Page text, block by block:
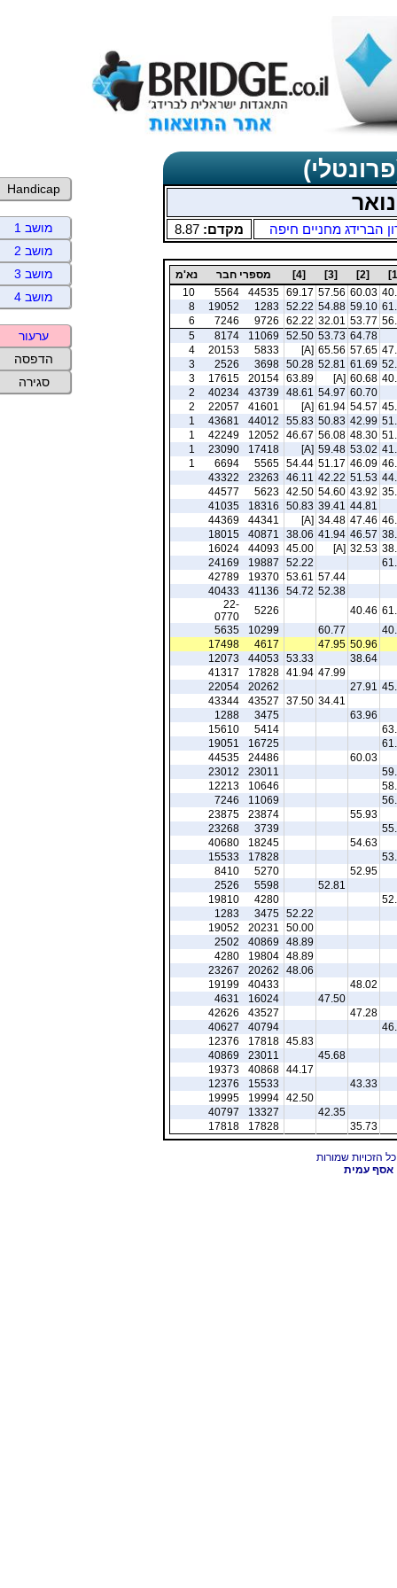
הברידג מחניים חיפה מקדם:8.87
[2]
[3]
[4] מספרי חבר
נא'מ
60.03
57.56
69.17
44535
5564
10
59.10
54.88
52.22
1283
19052
8
53.77
32.01
62.22
9726
7246
6
64.78
53.73
52.50
11069
8174
5
57.65
65.56
[A]
5833
20153
4
61.69
52.81
50.28
3698
2526
3
60.68
[A]
63.89
20154
17615
3
60.70
54.97
48.61
43739
40234
2
54.57
61.94
[A]
41601
22057
2
42.99
50.83
55.83
44012
43681
1
48.30
56.08
46.67
12052
42249
1
53.02
59.48
[A]
17418
23090
1
46.09
51.17
54.44
5565
6694
1
51.53
42.22
46.11
23263
43322
43.92
54.60
42.50
5623
44577
44.81
39.41
50.83
18316
41035
47.46
34.48
[A]
44341
44369
46.57
41.94
38.06
40871
18015
32.53
[A]
45.00
44093
16024
52.22
19887
24169
57.44
53.61
19370
42789
52.38
54.72
41136
40433
40.46
5226
22-
0770
60.77
10299
5635
50.96
47.95
4617
17498
38.64
53.33
44053
12073
47.99
41.94
17828
41317
27.91
20262
22054
34.41
37.50
43527
43344
63.96
3475
1288
5414
15610
16725
19051
60.03
24486
44535
23011
23012
10646
12213
11069
7246
55.93
23874
23875
3739
23268
54.63
18245
40680
17828
15533
52.95
5270
8410
52.81
5598
2526
4280
19810
52.22
3475
1283
50.00
20231
19052
48.89
40869
2502
48.89
19804
4280
48.06
20262
23267
48.02
40433
19199
47.50
16024
4631
47.28
43527
42626
40794
40627
45.83
17818
12376
45.68
23011
40869
44.17
40868
19373
43.33
15533
12376
42.50
19994
19995
42.35
13327
40797
35.73
17828
17818
אסף עמית
Handicap
מושב 1
מושב 2
מושב 3
מושב 4
ערעור
הדפסה
סגירה